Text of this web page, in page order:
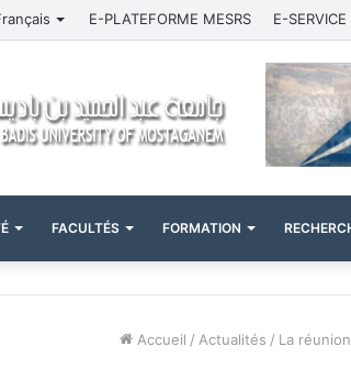
E-PLATEFORME MESRS E-SERVICE
FACULTÉS FORMATION
Accueil / Actualités / La